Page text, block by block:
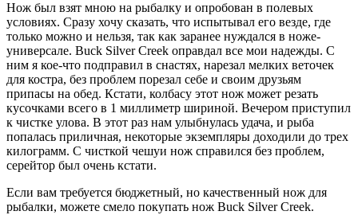
Нож был взят мною на рыбалку и опробован в полевых
условиях. Сразу хочу сказать, что испытывал его везде, где
только можно и нельзя, так как заранее нуждался в ноже-
универсале. Buck Silver Creek оправдал все мои надежды. С
ним я кое-что подправил в снастях, нарезал мелких веточек
для костра, без проблем порезал себе и своим друзьям
припасы на обед. Кстати, колбасу этот нож может резать
кусочками всего в 1 миллиметр шириной. Вечером приступил
к чистке улова. В этот раз нам улыбнулась удача, и рыба
попалась приличная, некоторые экземпляры доходили до трех
килограмм. С чисткой чешуи нож справился без проблем,
серейтор был очень кстати.
Если вам требуется бюджетный, но качественный нож для
рыбалки, можете смело покупать нож Buck Silver Creek.